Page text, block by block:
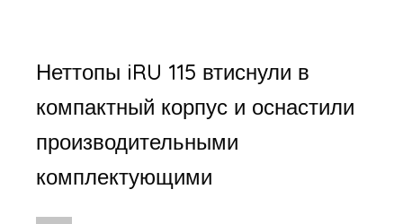
Неттопы iRU 115 втиснули в
компактный корпус и оснастили
производительными
комплектующими